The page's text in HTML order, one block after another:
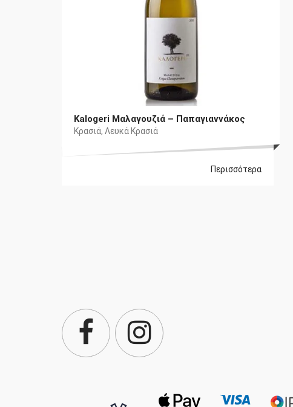
Kalogeri Μαλαγουζιά – Παπαγιαννάκος
Κρασιά, Λευκά Κρασιά
Περισσότερα